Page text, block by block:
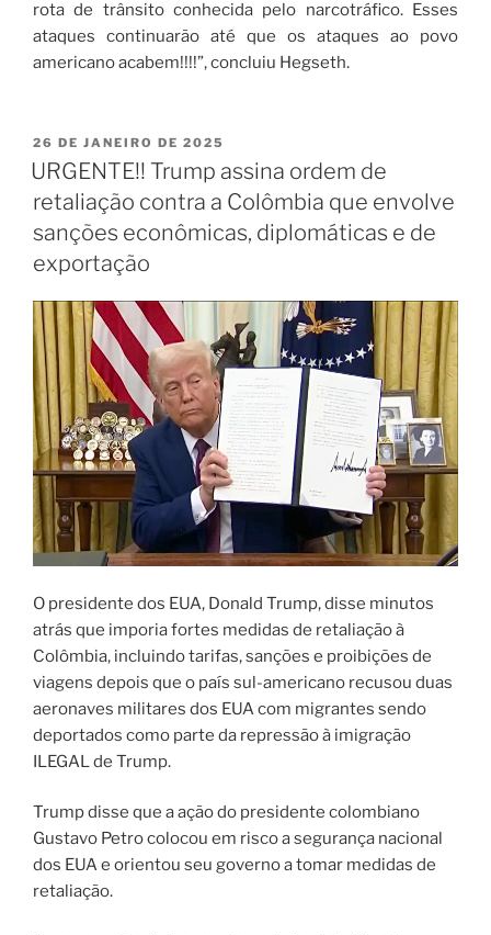
rota de trânsito conhecida pelo narcotráfico. Esses
ataques continuarão até que os ataques ao povo
americano acabem!!!!”, concluiu Hegseth.
26 DE JANEIRO DE 2025
URGENTE!! Trump assina ordem de
retaliação contra a Colômbia que envolve
sanções econômicas, diplomáticas e de
exportação
O presidente dos EUA, Donald Trump, disse minutos
atrás que imporia fortes medidas de retaliação à
Colômbia, incluindo tarifas, sanções e proibições de
viagens depois que o país sul-americano recusou duas
aeronaves militares dos EUA com migrantes sendo
deportados como parte da repressão à imigração
ILEGAL de Trump.
Trump disse que a ação do presidente colombiano
Gustavo Petro colocou em risco a segurança nacional
dos EUA e orientou seu governo a tomar medidas de
retaliação.